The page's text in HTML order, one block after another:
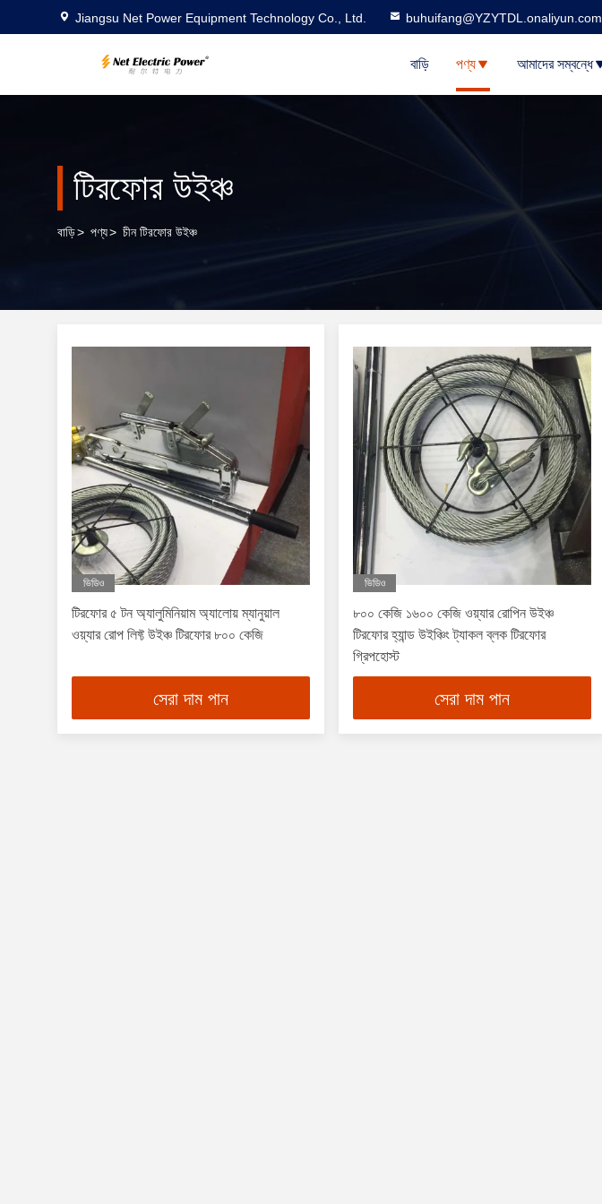
Jiangsu Net Power Equipment Technology Co., Ltd. buhuifang@YZYTDL.onaliyun.com
বাড়ি পণ্য আমাদের সম্বন্ধে
টিরফোর উইঞ্চ
বাড়ি> পণ্য> চীন টিরফোর উইঞ্চ
ভিডিও
টিরফোর ৫ টন অ্যালুমিনিয়াম অ্যালোয় ম্যানুয়াল
ওয়্যার রোপ লিফ্ট উইঞ্চ টিরফোর ৮০০ কেজি
সেরা দাম পান
ভিডিও
৮০০ কেজি ১৬০০ কেজি ওয়্যার রোপিন উইঞ্চ
টিরফোর হ্যান্ড উইঞ্চিং ট্যাকল ব্লক টিরফোর
গ্রিপহোস্ট
সেরা দাম পান